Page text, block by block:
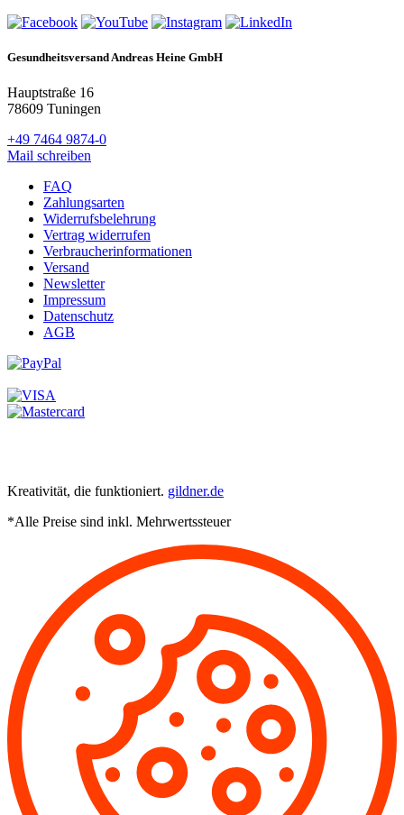
Gesundheitsversand Andreas Heine GmbH
Hauptstraße 16
78609 Tuningen
+49 7464 9874-0
Mail schreiben
FAQ
Zahlungsarten
Widerrufsbelehrung
Vertrag widerrufen
Verbraucherinformationen
Versand
Newsletter
Impressum
Datenschutz
AGB
Kreativität, die funktioniert. gildner.de
*Alle Preise sind inkl. Mehrwertssteuer